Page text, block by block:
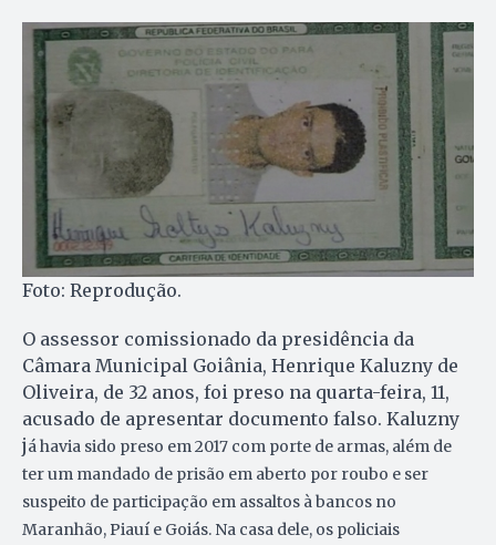
Foto: Reprodução.
O assessor comissionado da presidência da
Câmara Municipal Goiânia, Henrique Kaluzny de
Oliveira, de 32 anos, foi preso na quarta-feira, 11,
acusado de apresentar documento falso. Kaluzny
já havia sido preso em 2017 com porte de armas, além de
ter um mandado de prisão em aberto por roubo e ser
suspeito de participação em assaltos à bancos no
Maranhão, Piauí e Goiás. Na casa dele, os policiais